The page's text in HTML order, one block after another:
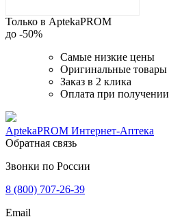
Только в AptekaPROM
до -50%
Самые низкие цены
Оригинальные товары
Заказ в 2 клика
Оплата при получении
AptekaPROM Интернет-Аптека
Обратная связь
Звонки по России
8 (800) 707-26-39
Email